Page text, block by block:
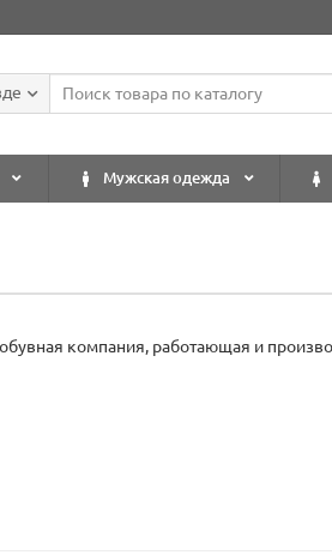
Мужская одежда
обувная компания, работающая и